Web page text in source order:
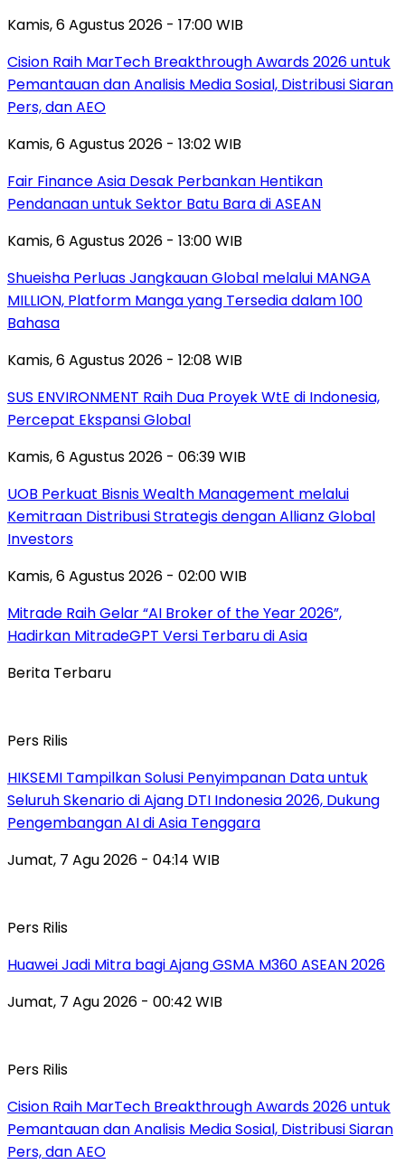
Kamis, 6 Agustus 2026 - 17:00 WIB
Cision Raih MarTech Breakthrough Awards 2026 untuk
Pemantauan dan Analisis Media Sosial, Distribusi Siaran
Pers, dan AEO
Kamis, 6 Agustus 2026 - 13:02 WIB
Fair Finance Asia Desak Perbankan Hentikan
Pendanaan untuk Sektor Batu Bara di ASEAN
Kamis, 6 Agustus 2026 - 13:00 WIB
Shueisha Perluas Jangkauan Global melalui MANGA
MILLION, Platform Manga yang Tersedia dalam 100
Bahasa
Kamis, 6 Agustus 2026 - 12:08 WIB
SUS ENVIRONMENT Raih Dua Proyek WtE di Indonesia,
Percepat Ekspansi Global
Kamis, 6 Agustus 2026 - 06:39 WIB
UOB Perkuat Bisnis Wealth Management melalui
Kemitraan Distribusi Strategis dengan Allianz Global
Investors
Kamis, 6 Agustus 2026 - 02:00 WIB
Mitrade Raih Gelar “AI Broker of the Year 2026”,
Hadirkan MitradeGPT Versi Terbaru di Asia
Berita Terbaru
Pers Rilis
HIKSEMI Tampilkan Solusi Penyimpanan Data untuk
Seluruh Skenario di Ajang DTI Indonesia 2026, Dukung
Pengembangan AI di Asia Tenggara
Jumat, 7 Agu 2026 - 04:14 WIB
Pers Rilis
Huawei Jadi Mitra bagi Ajang GSMA M360 ASEAN 2026
Jumat, 7 Agu 2026 - 00:42 WIB
Pers Rilis
Cision Raih MarTech Breakthrough Awards 2026 untuk
Pemantauan dan Analisis Media Sosial, Distribusi Siaran
Pers, dan AEO